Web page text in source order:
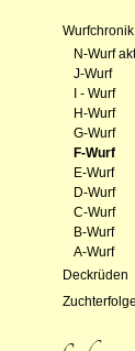
Wurfchronik
N-Wurf
J-Wurf
I - Wurf
H-Wurf
G-Wurf
F-Wurf
E-Wurf
D-Wurf
C-Wurf
B-Wurf
A-Wurf
Deckrüden
Zuchterfolge